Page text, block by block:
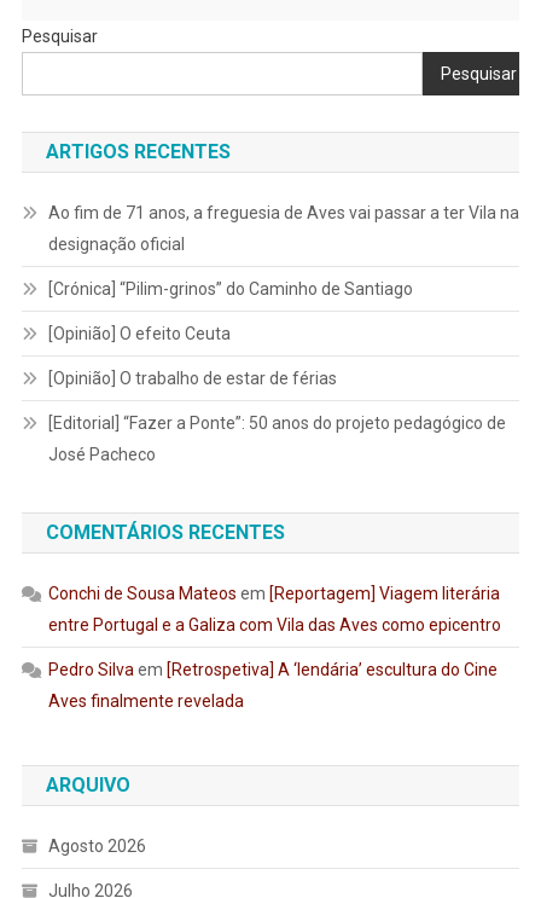
Pesquisar
Pesquisar
ARTIGOS RECENTES
Ao fim de 71 anos, a freguesia de Aves vai passar a ter Vila na
designação oficial
[Crónica] “Pilim-grinos” do Caminho de Santiago
[Opinião] O efeito Ceuta
[Opinião] O trabalho de estar de férias
[Editorial] “Fazer a Ponte”: 50 anos do projeto pedagógico de
José Pacheco
COMENTÁRIOS RECENTES
Conchi de Sousa Mateos em [Reportagem] Viagem literária
entre Portugal e a Galiza com Vila das Aves como epicentro
Pedro Silva em [Retrospetiva] A ‘lendária’ escultura do Cine
Aves finalmente revelada
ARQUIVO
Agosto 2026
Julho 2026